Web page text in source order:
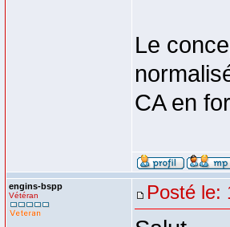
Le
CA en
engins-bspp
Vétéran Posté le: